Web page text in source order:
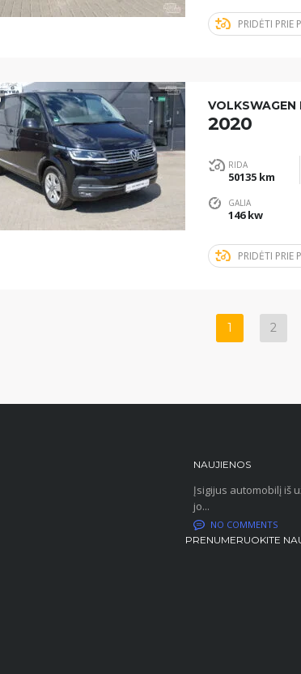
PRIDĖTI PRIE
VOLKSWAGEN
2020
RIDA
50135 km
GALIA
146 kw
PRIDĖTI PRIE
1 2
NAUJIENOS
Įsigijus automobilį iš
jo...
NO COMMENTS
PRENUMERUOKITE